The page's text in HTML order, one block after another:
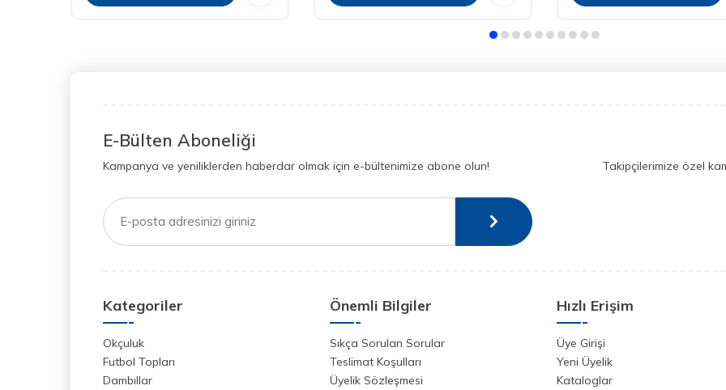
E-Bülten Aboneliği
Kampanya ve yeniliklerden haberdar olmak için e-bültenimize abone olun! Takipçilerimize özel
Kategoriler
Okçuluk
Futbol Topları
Dambıllar
Önemli Bilgiler
Sıkça Sorulan Sorular
Teslimat Koşulları
Üyelik Sözleşmesi
Hızlı Erişim
Üye Girişi
Yeni Üyelik
Kataloglar